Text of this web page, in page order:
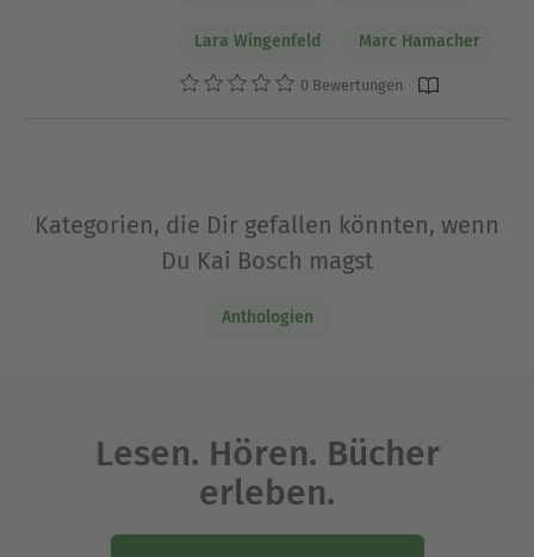
Lara Wingenfeld Marc Hamacher
0 Bewertungen
Kategorien, die Dir gefallen könnten, wenn
Du Kai Bosch magst
Anthologien
Lesen. Hören. Bücher
erleben.